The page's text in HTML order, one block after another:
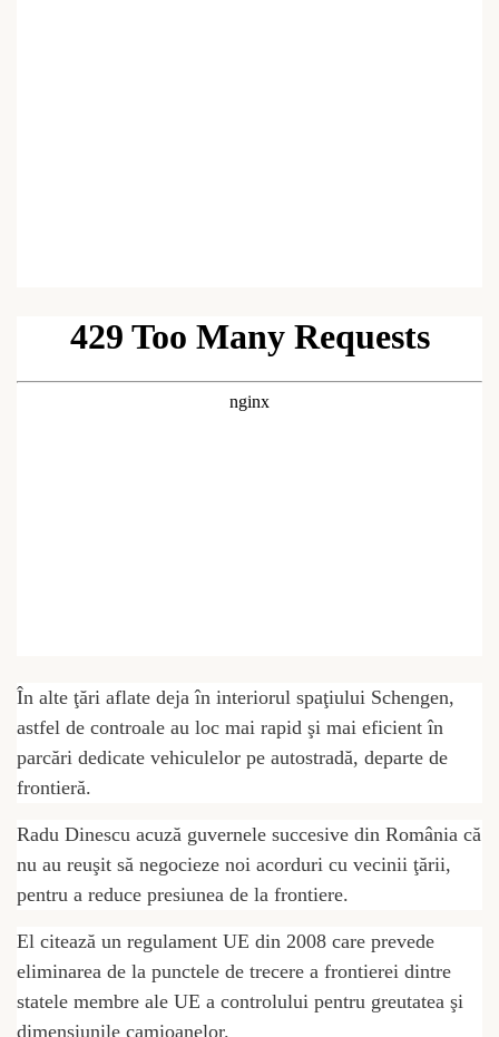
În alte ţări aflate deja în interiorul spaţiului Schengen,
astfel de controale au loc mai rapid şi mai eficient în
parcări dedicate vehiculelor pe autostradă, departe de
frontieră.
Radu Dinescu acuză guvernele succesive din România că
nu au reuşit să negocieze noi acorduri cu vecinii ţării,
pentru a reduce presiunea de la frontiere.
El citează un regulament UE din 2008 care prevede
eliminarea de la punctele de trecere a frontierei dintre
statele membre ale UE a controlului pentru greutatea şi
dimensiunile camioanelor.